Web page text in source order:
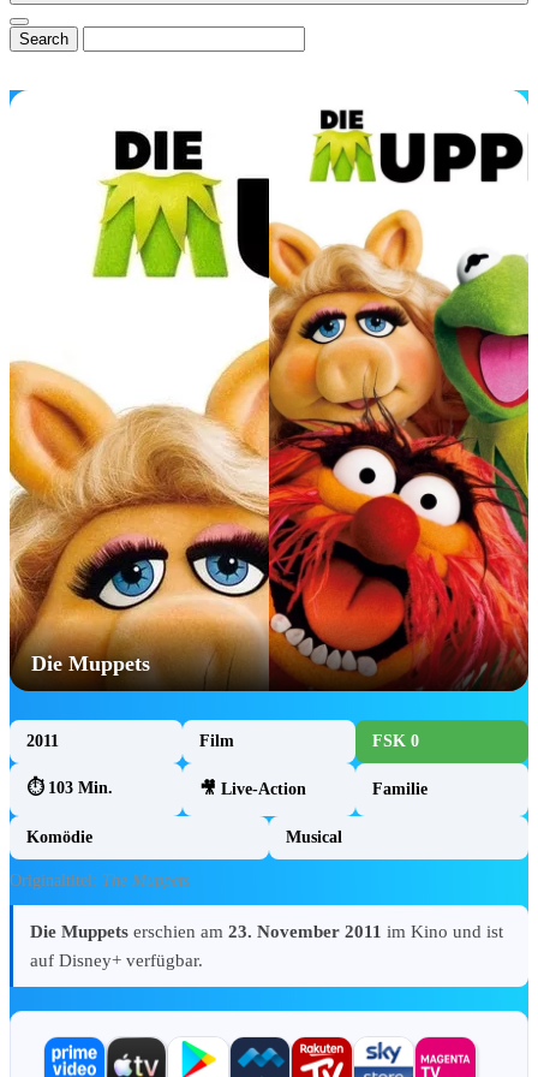
News & Magazin
Alle News
Exklusive Interviews
Reviews & Rezensionen
💼 B2B & Presse
📊 Media Kit & Reichweite
🏆 Referenzen & Cases
🌟 Mitglied von InsidEars
✉️ Kooperationsanfragen
Community & Exklusiv
Forum & Community
Aktuelle Gewinnspiele
Unterstütze uns (Patreon)
Mein Fan-HQ
Unser Team & Kontakt
TOY STORY 5 Produkt-Gewinnspiel:
Toy Story 5 Produkt-Gewinnspiel auf
Woody-Plüsch…
Jetzt teilnehmen!
Die Muppets
2011 Film FSK 0
⏱ 103 Min. 🎥 Live-Action Familie
Komödie Musical
Originaltitel: The Muppets
Die Muppets erschien am 23. November 2011 im Kino und ist
auf Disney+ verfügbar.